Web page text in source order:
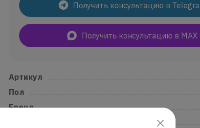
Получить консультацию в
Получить консультацию в MAX
Артикул
Пол
Бренд